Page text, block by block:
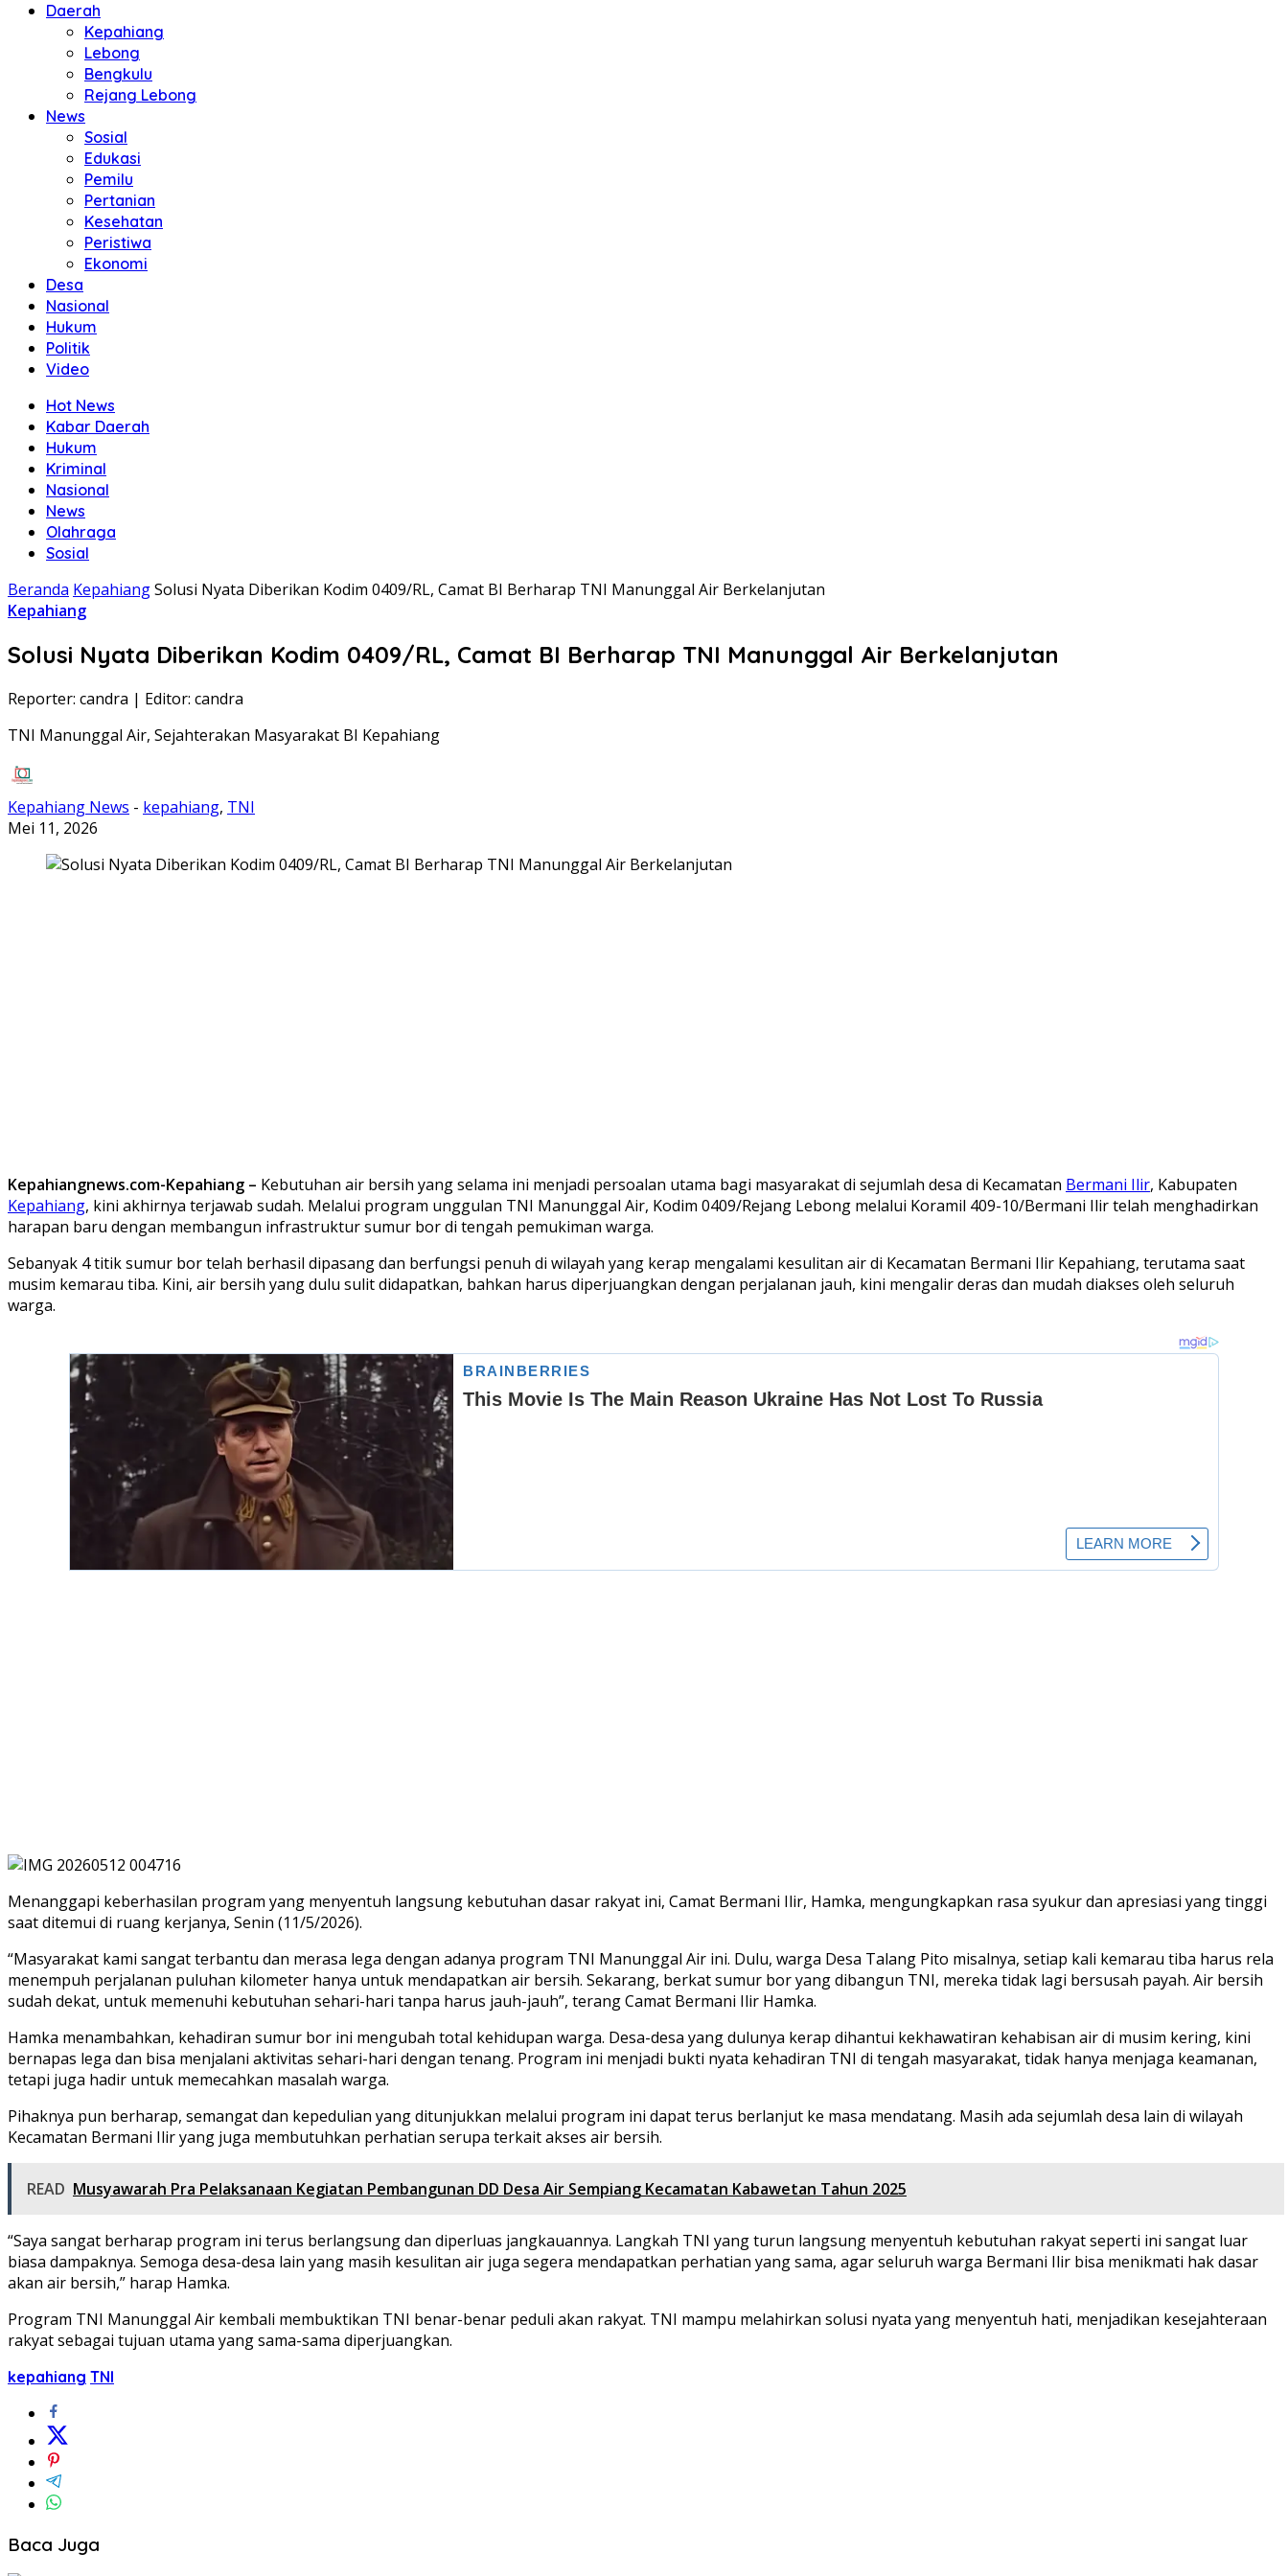
Daerah
Kepahiang
Lebong
Bengkulu
Rejang Lebong
News
Sosial
Edukasi
Pemilu
Pertanian
Kesehatan
Peristiwa
Ekonomi
Desa
Nasional
Hukum
Politik
Video
Hot News
Kabar Daerah
Hukum
Kriminal
Nasional
News
Olahraga
Sosial
Beranda KepahiangSolusi Nyata Diberikan Kodim 0409/RL, Camat BI Berharap TNI Manunggal Air Berkelanjutan
Kepahiang
Solusi Nyata Diberikan Kodim 0409/RL, Camat BI Berharap TNI Manunggal Air Berkelanjutan
Reporter: candra | Editor: candra
TNI Manunggal Air, Sejahterakan Masyarakat BI Kepahiang
Kepahiang News - kepahiang, TNI
Mei 11, 2026
Kepahiangnews.com-Kepahiang – Kebutuhan air bersih yang selama ini menjadi persoalan utama bagi masyarakat di sejumlah desa di Kecamatan Bermani Ilir, Kabupaten
Kepahiang, kini akhirnya terjawab sudah. Melalui program unggulan TNI Manunggal Air, Kodim 0409/Rejang Lebong melalui Koramil 409-10/Bermani Ilir telah menghadirkan
harapan baru dengan membangun infrastruktur sumur bor di tengah pemukiman warga.
Sebanyak 4 titik sumur bor telah berhasil dipasang dan berfungsi penuh di wilayah yang kerap mengalami kesulitan air di Kecamatan Bermani Ilir Kepahiang, terutama saat
musim kemarau tiba. Kini, air bersih yang dulu sulit didapatkan, bahkan harus diperjuangkan dengan perjalanan jauh, kini mengalir deras dan mudah diakses oleh seluruh
warga.
Menanggapi keberhasilan program yang menyentuh langsung kebutuhan dasar rakyat ini, Camat Bermani Ilir, Hamka, mengungkapkan rasa syukur dan apresiasi yang tinggi
saat ditemui di ruang kerjanya, Senin (11/5/2026).
“Masyarakat kami sangat terbantu dan merasa lega dengan adanya program TNI Manunggal Air ini. Dulu, warga Desa Talang Pito misalnya, setiap kali kemarau tiba harus rela
menempuh perjalanan puluhan kilometer hanya untuk mendapatkan air bersih. Sekarang, berkat sumur bor yang dibangun TNI, mereka tidak lagi bersusah payah. Air bersih
sudah dekat, untuk memenuhi kebutuhan sehari-hari tanpa harus jauh-jauh”, terang Camat Bermani Ilir Hamka.
Hamka menambahkan, kehadiran sumur bor ini mengubah total kehidupan warga. Desa-desa yang dulunya kerap dihantui kekhawatiran kehabisan air di musim kering, kini
bernapas lega dan bisa menjalani aktivitas sehari-hari dengan tenang. Program ini menjadi bukti nyata kehadiran TNI di tengah masyarakat, tidak hanya menjaga keamanan,
tetapi juga hadir untuk memecahkan masalah warga.
Pihaknya pun berharap, semangat dan kepedulian yang ditunjukkan melalui program ini dapat terus berlanjut ke masa mendatang. Masih ada sejumlah desa lain di wilayah
Kecamatan Bermani Ilir yang juga membutuhkan perhatian serupa terkait akses air bersih.
READ Musyawarah Pra Pelaksanaan Kegiatan Pembangunan DD Desa Air Sempiang Kecamatan Kabawetan Tahun 2025
“Saya sangat berharap program ini terus berlangsung dan diperluas jangkauannya. Langkah TNI yang turun langsung menyentuh kebutuhan rakyat seperti ini sangat luar
biasa dampaknya. Semoga desa-desa lain yang masih kesulitan air juga segera mendapatkan perhatian yang sama, agar seluruh warga Bermani Ilir bisa menikmati hak dasar
akan air bersih,” harap Hamka.
Program TNI Manunggal Air kembali membuktikan TNI benar-benar peduli akan rakyat. TNI mampu melahirkan solusi nyata yang menyentuh hati, menjadikan kesejahteraan
rakyat sebagai tujuan utama yang sama-sama diperjuangkan.
kepahiang TNI
Baca Juga